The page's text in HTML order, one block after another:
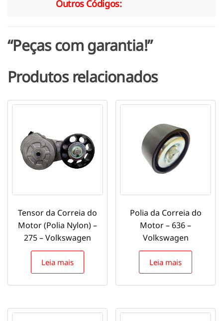
Outros Códigos:
“Peças com garantia!”
Produtos relacionados
Tensor da Correia do
Motor (Polia Nylon) –
275 – Volkswagen
Leia mais
Polia da Correia do
Motor – 636 –
Volkswagen
Leia mais